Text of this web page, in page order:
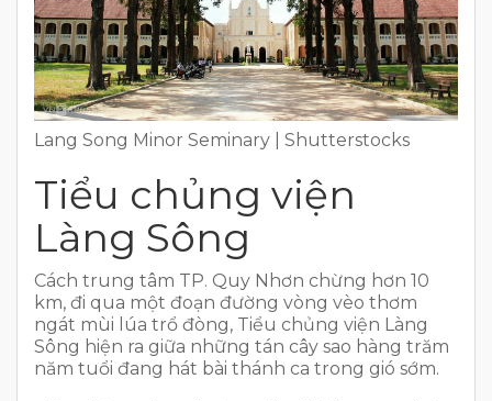
Lang Song Minor Seminary | Shutterstocks
Tiểu chủng viện
Làng Sông
Cách trung tâm TP. Quy Nhơn chừng hơn 10
km, đi qua một đoạn đường vòng vèo thơm
ngát mùi lúa trổ đòng, Tiểu chủng viện Làng
Sông hiện ra giữa những tán cây sao hàng trăm
năm tuổi đang hát bài thánh ca trong gió sớm.